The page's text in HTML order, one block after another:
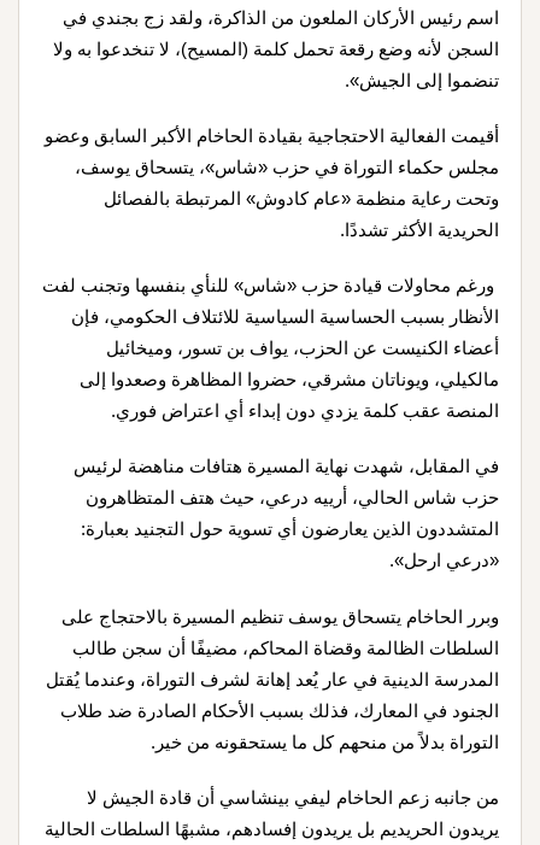
اسم رئيس الأركان الملعون من الذاكرة، ولقد زج بجندي في
السجن لأنه وضع رقعة تحمل كلمة (المسيح)، لا تنخدعوا به ولا
تنضموا إلى الجيش».
أقيمت الفعالية الاحتجاجية بقيادة الحاخام الأكبر السابق وعضو
مجلس حكماء التوراة في حزب «شاس»، يتسحاق يوسف،
وتحت رعاية منظمة «عام كادوش» المرتبطة بالفصائل
الحريدية الأكثر تشددًا.
ورغم محاولات قيادة حزب «شاس» للنأي بنفسها وتجنب لفت
الأنظار بسبب الحساسية السياسية للائتلاف الحكومي، فإن
أعضاء الكنيست عن الحزب، يواف بن تسور، وميخائيل
مالكيلي، ويوناتان مشرقي، حضروا المظاهرة وصعدوا إلى
المنصة عقب كلمة يزدي دون إبداء أي اعتراض فوري.
في المقابل، شهدت نهاية المسيرة هتافات مناهضة لرئيس
حزب شاس الحالي، أرييه درعي، حيث هتف المتظاهرون
المتشددون الذين يعارضون أي تسوية حول التجنيد بعبارة:
«درعي ارحل».
وبرر الحاخام يتسحاق يوسف تنظيم المسيرة بالاحتجاج على
السلطات الظالمة وقضاة المحاكم، مضيفًا أن سجن طالب
المدرسة الدينية في عار يُعد إهانة لشرف التوراة، وعندما يُقتل
الجنود في المعارك، فذلك بسبب الأحكام الصادرة ضد طلاب
التوراة بدلاً من منحهم كل ما يستحقونه من خير.
من جانبه زعم الحاخام ليفي بينشاسي أن قادة الجيش لا
يريدون الحريديم بل يريدون إفسادهم، مشبهًا السلطات الحالية